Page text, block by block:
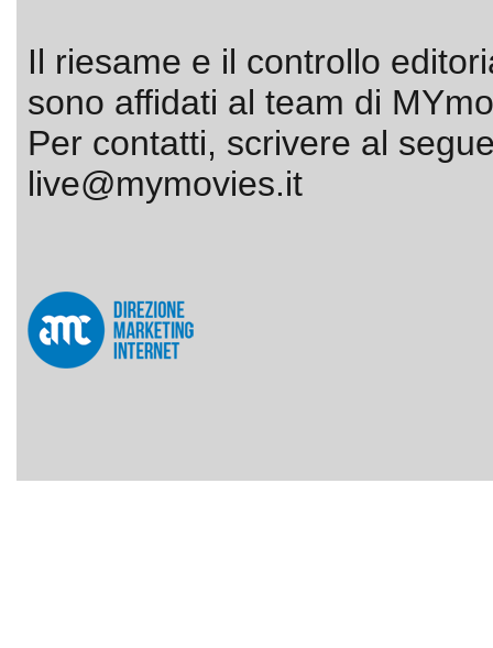
Il riesame e il controllo
sono affidati al team di
Per contatti, scrivere al
live@mymovies.it